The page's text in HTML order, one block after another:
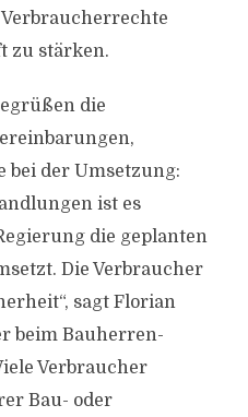
zu stärken.
die
bei der Umsetzung:
ist es
die geplanten
Die Verbraucher
sagt Florian
beim Bauherren-
Verbraucher
Bau- oder